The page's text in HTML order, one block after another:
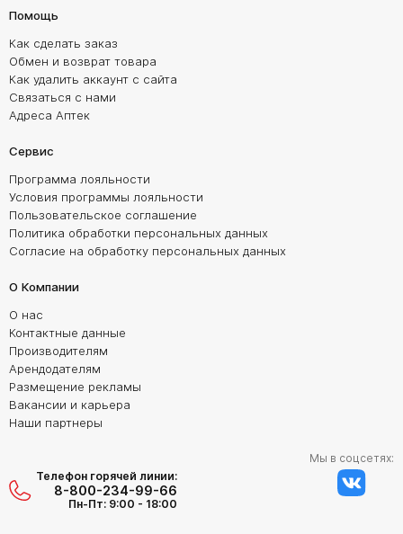
Помощь
Как сделать заказ
Обмен и возврат товара
Как удалить аккаунт с сайта
Связаться с нами
Адреса Аптек
Сервис
Программа лояльности
Условия программы лояльности
Пользовательское соглашение
Политика обработки персональных данных
Согласие на обработку персональных данных
О Компании
О нас
Контактные данные
Производителям
Арендодателям
Размещение рекламы
Вакансии и карьера
Наши партнеры
Телефон горячей линии:
8-800-234-99-66
Пн-Пт: 9:00 - 18:00
Мы в соцсетях: